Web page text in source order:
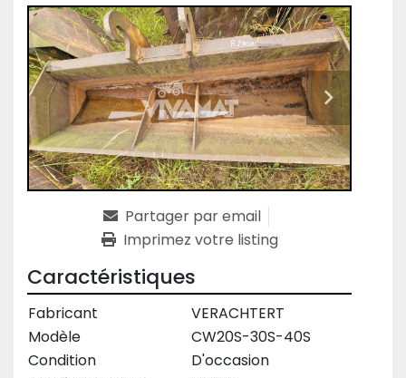
Partager par email
Imprimez votre listing
Caractéristiques
Fabricant
VERACHTERT
Modèle
CW20S-30S-40S
Condition
D'occasion